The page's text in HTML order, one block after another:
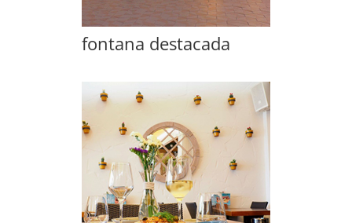
fontana destacada